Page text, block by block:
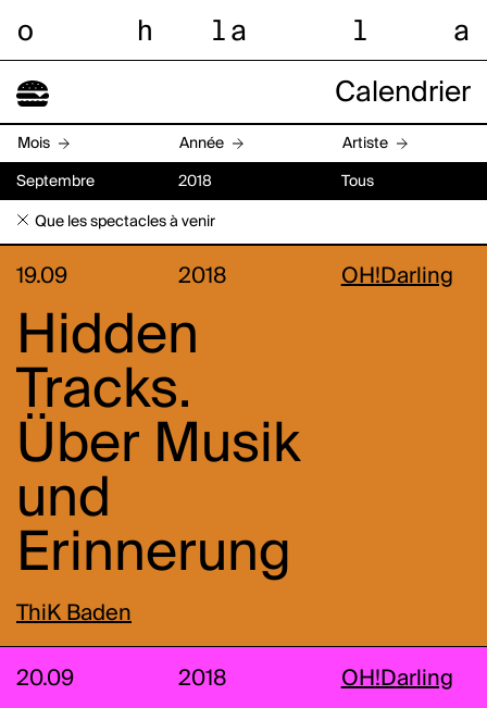
o h l a l a
Calendrier
Mois Année Artiste
Septembre 2018 Tous
Que les spectacles à venir
19.09 2018 OH!Darling
Hidden
Tracks.
Über Musik
und
Erinnerung
ThiK Baden
20.09 2018 OH!Darling